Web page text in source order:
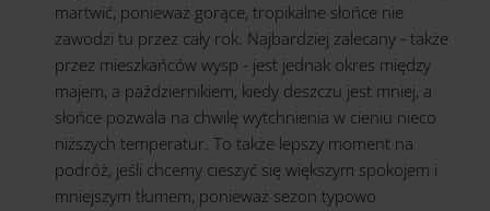
martwić, ponieważ gorące, tropikalne słońce nie
zawodzi tu przez cały rok. Najbardziej zalecany - także
przez mieszkańców wysp - jest jednak okres między
majem, a październikiem, kiedy deszczu jest mniej, a
słońce pozwala na chwilę wytchnienia w cieniu nieco
niższych temperatur. To także lepszy moment na
podróż, jeśli chcemy cieszyć się większym spokojem i
mniejszym tłumem, ponieważ sezon typowo